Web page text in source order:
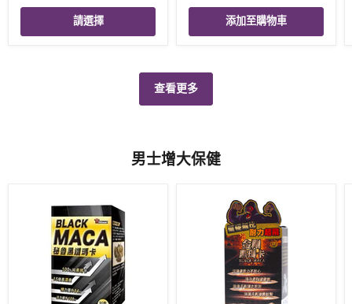
請選擇 添加至購物車
查看更多
男士增大保健